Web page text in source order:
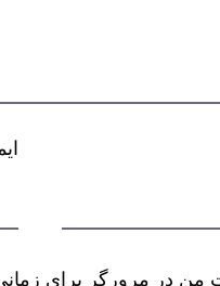
من در مرورگر برای